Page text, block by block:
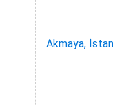
Akmaya,